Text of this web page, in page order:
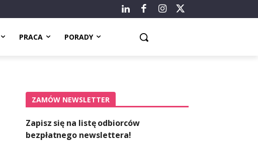
PRACA PORADY
ZAMÓW NEWSLETTER
Zapisz się na listę odbiorców
bezpłatnego newslettera!